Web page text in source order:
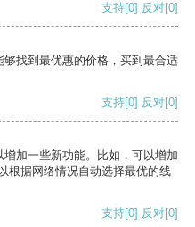
支持[0] 反对[0]
找到最优惠的价格，买到最合适
支持[0] 反对[0]
加一些新功能。比如，可以增加
根据网络情况自动选择最优的线
支持[0] 反对[0]